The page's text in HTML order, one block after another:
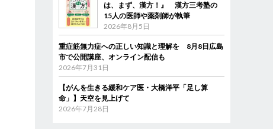
は、まず、漢方！』 漢方三考塾の
15人の医師や薬剤師が執筆
2026年8月5日
重症筋無力症への正しい知識と理解を 8月8日広島
市で公開講座、オンライン配信も
2026年7月31日
【がんを生きる緩和ケア医・大橋洋平「足し算
命」】天空を見上げて
2026年7月28日